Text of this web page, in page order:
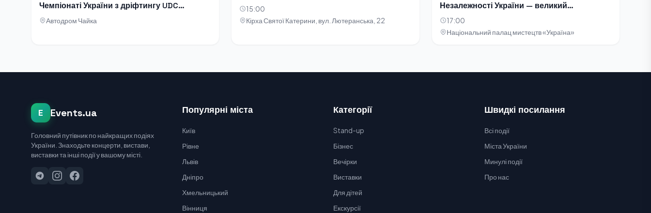
Чемпіонаті України з дріфтингу UDC
2026
Автодром Чайка
15:00
Кірха Святої Катерини, вул. Лютеранська, 22
Незалежності України — великий
благодійний концерт-телезйомка
17:00
Національний палац мистецтв «Україна»
E Events.ua
Головний путівник по найкращих подіях
України. Знаходьте концерти, вистави,
виставки та інші події у вашому місті.
Популярні міста
Київ
Рівне
Львів
Дніпро
Хмельницький
Вінниця
Категорії
Stand-up
Бізнес
Вечірки
Виставки
Для дітей
Екскурсії
Швидкі посилання
Всі події
Міста України
Минулі події
Про нас